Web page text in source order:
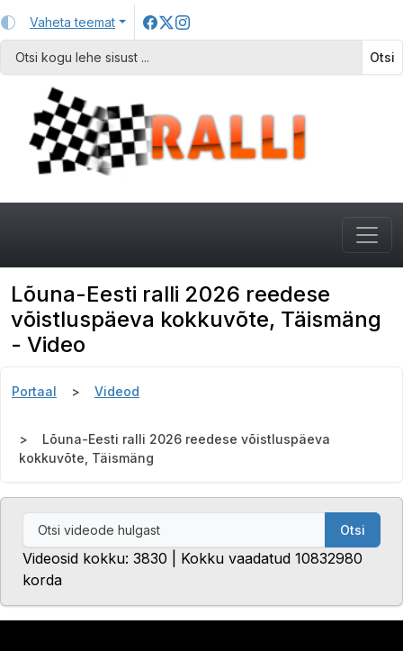
Vaheta teemat
Otsi
Lõuna-Eesti ralli 2026 reedese
võistluspäeva kokkuvõte, Täismäng
- Video
Portaal Videod
Lõuna-Eesti ralli 2026 reedese võistluspäeva
kokkuvõte, Täismäng
Otsi
Videosid kokku: 3830 | Kokku vaadatud 10832980
korda